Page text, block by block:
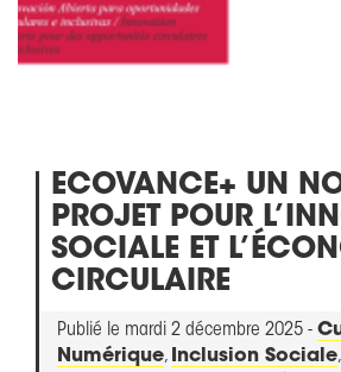
ECOVANCE+ UN
PROJET POUR
SOCIALE ET
CIRCULAIRE
Publié le mardi 2 décembre 2025 -
Numérique, Inclusion Sociale,